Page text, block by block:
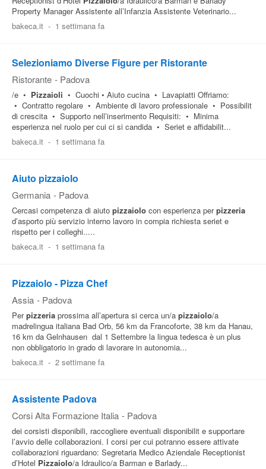
Property Manager Assistente all’Infanzia Assistente Veterinario...
bakeca.it - 1 settimana fa
Selezioniamo Diverse Figure per Ristorante
Ristorante - Padova
/e • Pizzaioli • Cuochi • Aiuto cucina • Lavapiatti Offriamo:
• Contratto regolare • Ambiente di lavoro professionale • Possibilit
di crescita • Supporto nell’inserimento Requisiti: • Minima
esperienza nel ruolo per cui ci si candida • Seriet e affidabilit...
bakeca.it - 1 settimana fa
Aiuto pizzaiolo
Germania - Padova
Cercasi competenza di aiuto pizzaiolo con esperienza perpizzeria
d’asporto più servizio interno lavoro in compia richiesta seriet e
rispetto per i colleghi.....
bakeca.it - 1 settimana fa
Pizzaiolo - Pizza Chef
Assia - Padova
Perpizzeria prossima all’apertura si cerca un/a pizzaiolo/a
madrelingua italiana Bad Orb, 56 km da Francoforte, 38 km da Hanau,
16 km da Gelnhausen ️ dal 1 Settembre la lingua tedesca è un plus
non obbligatorio in grado di lavorare in autonomia...
bakeca.it - 2 settimane fa
Assistente Padova
Corsi Alta Formazione Italia - Padova
dei corsisti disponibili, raccogliere eventuali disponibilit e supportare
l’avvio delle collaborazioni. I corsi per cui potranno essere attivate
collaborazioni riguardano: Segretaria Medico Aziendale Receptionist
d’Hotel Pizzaiolo/a Idraulico/a Barman e Barlady...